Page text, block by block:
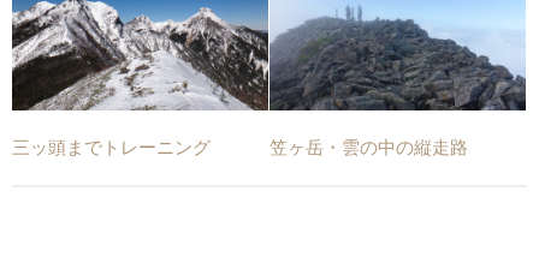
三ッ頭までトレーニング 笠ヶ岳・雲の中の縦走路